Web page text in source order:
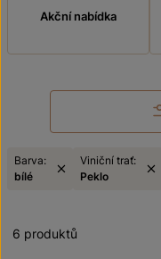
Akční nabídka
Barva:
bílé
Viniční trať:
Peklo
6 produktů